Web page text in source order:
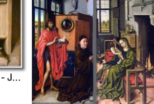
Die Mérode-Triptychon - Joseph als mittelalterliche Schreiner